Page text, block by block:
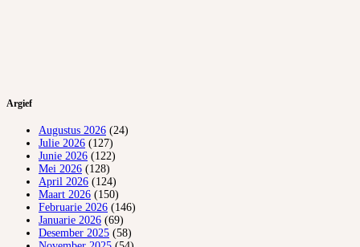
Argief
Augustus 2026 (24)
Julie 2026 (127)
Junie 2026 (122)
Mei 2026 (128)
April 2026 (124)
Maart 2026 (150)
Februarie 2026 (146)
Januarie 2026 (69)
Desember 2025 (58)